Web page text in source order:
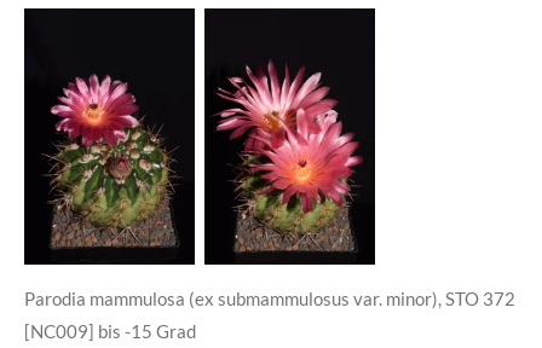
Parodia mammulosa (ex submammulosus var. minor), STO 372
[NC009] bis -15 Grad